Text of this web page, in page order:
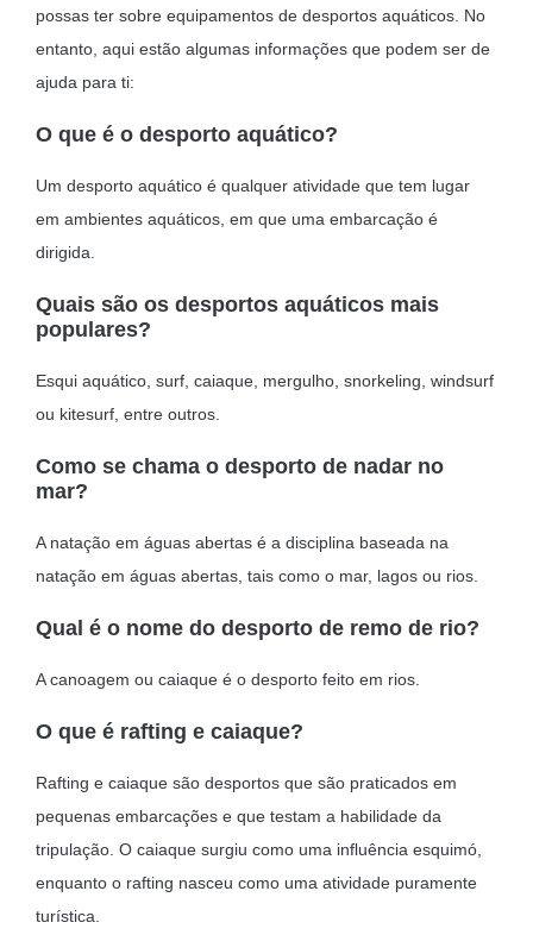
possas ter sobre equipamentos de desportos aquáticos. No
entanto, aqui estão algumas informações que podem ser de
ajuda para ti:
O que é o desporto aquático?
Um desporto aquático é qualquer atividade que tem lugar
em ambientes aquáticos, em que uma embarcação é
dirigida.
Quais são os desportos aquáticos mais
populares?
Esqui aquático, surf, caiaque, mergulho, snorkeling, windsurf
ou kitesurf, entre outros.
Como se chama o desporto de nadar no
mar?
A natação em águas abertas é a disciplina baseada na
natação em águas abertas, tais como o mar, lagos ou rios.
Qual é o nome do desporto de remo de rio?
A canoagem ou caiaque é o desporto feito em rios.
O que é rafting e caiaque?
Rafting e caiaque são desportos que são praticados em
pequenas embarcações e que testam a habilidade da
tripulação. O caiaque surgiu como uma influência esquimó,
enquanto o rafting nasceu como uma atividade puramente
turística.